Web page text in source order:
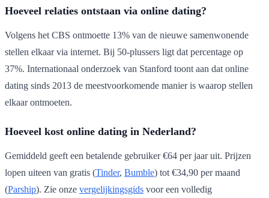
Hoeveel relaties ontstaan via online dating?
Volgens het CBS ontmoette 13% van de nieuwe samenwonende
stellen elkaar via internet. Bij 50-plussers ligt dat percentage op
37%. Internationaal onderzoek van Stanford toont aan dat online
dating sinds 2013 de meestvoorkomende manier is waarop stellen
elkaar ontmoeten.
Hoeveel kost online dating in Nederland?
Gemiddeld geeft een betalende gebruiker €64 per jaar uit. Prijzen
lopen uiteen van gratis (Tinder, Bumble) tot €34,90 per maand
(Parship). Zie onze vergelijkingsgids voor een volledig